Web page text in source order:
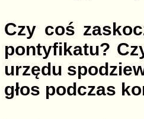
Czy coś
pontyfikatu?
urzędu
głos podczas